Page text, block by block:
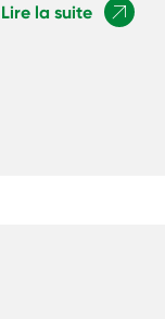
Lire la suite 